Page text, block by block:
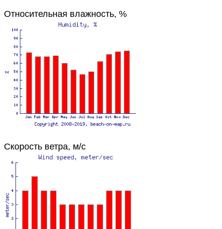
Относительная влажность, %
Скорость ветра, м/с